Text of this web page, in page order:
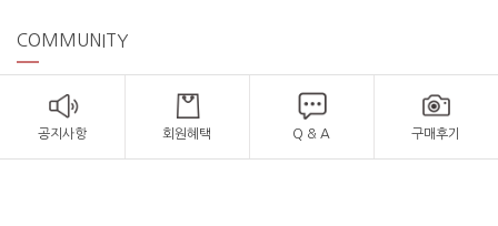
COMMUNITY
공지사항 회원혜택 Q & A 구매후기